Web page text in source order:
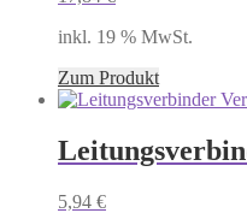
inkl. 19 % MwSt.
Zum Produkt
5,94 €